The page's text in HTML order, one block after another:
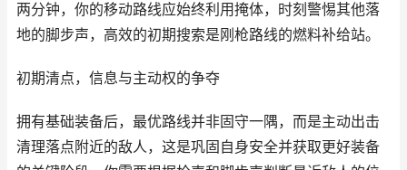
两分钟，你的移动路线应始终利用掩体，时刻警惕其他落
地的脚步声，高效的初期搜索是刚枪路线的燃料补给站。
初期清点，信息与主动权的争夺
拥有基础装备后，最优路线并非固守一隅，而是主动出击
清理落点附近的敌人，这是巩固自身安全并获取更好装备